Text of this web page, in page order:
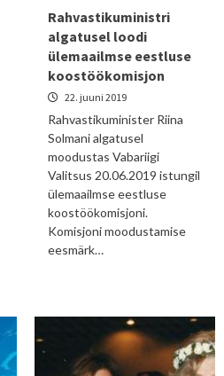
Rahvastikuministri
algatusel loodi
ülemaailmse eestluse
koostöökomisjon
22. juuni 2019
Rahvastikuminister Riina
Solmani algatusel
moodustas Vabariigi
Valitsus 20.06.2019 istungil
ülemaailmse eestluse
koostöökomisjoni.
Komisjoni moodustamise
eesmärk…